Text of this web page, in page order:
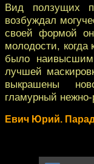
Вид ползущих
возбуждал
своей формой
молодости, когда
было
лучшей
выкрашены
гламурный нежно-
Евич Юрий.